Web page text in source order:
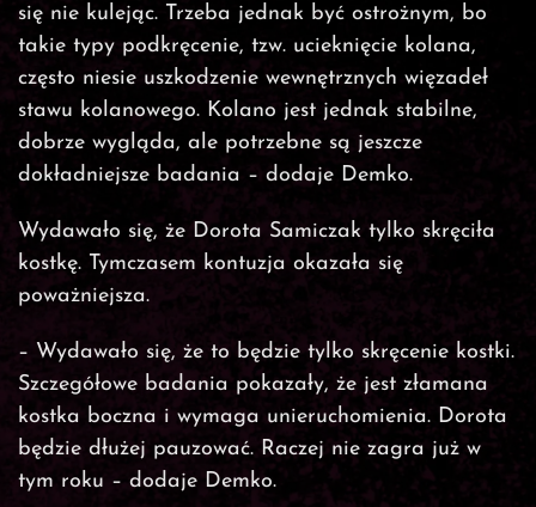
się nie kulejąc. Trzeba jednak być ostrożnym, bo
takie typy podkręcenie, tzw. ucieknięcie kolana,
często niesie uszkodzenie wewnętrznych więzadeł
stawu kolanowego. Kolano jest jednak stabilne,
dobrze wygląda, ale potrzebne są jeszcze
dokładniejsze badania – dodaje Demko.
Wydawało się, że Dorota Samiczak tylko skręciła
kostkę. Tymczasem kontuzja okazała się
poważniejsza.
– Wydawało się, że to będzie tylko skręcenie kostki.
Szczegółowe badania pokazały, że jest złamana
kostka boczna i wymaga unieruchomienia. Dorota
będzie dłużej pauzować. Raczej nie zagra już w
tym roku – dodaje Demko.